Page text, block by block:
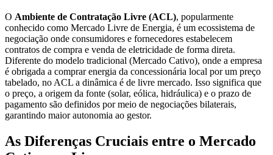
O Ambiente de Contratação Livre (ACL), popularmente
conhecido como Mercado Livre de Energia, é um ecossistema de
negociação onde consumidores e fornecedores estabelecem
contratos de compra e venda de eletricidade de forma direta.
Diferente do modelo tradicional (Mercado Cativo), onde a empresa
é obrigada a comprar energia da concessionária local por um preço
tabelado, no ACL a dinâmica é de livre mercado. Isso significa que
o preço, a origem da fonte (solar, eólica, hidráulica) e o prazo de
pagamento são definidos por meio de negociações bilaterais,
garantindo maior autonomia ao gestor.
As Diferenças Cruciais entre o Mercado